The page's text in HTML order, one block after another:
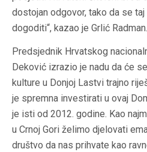
dostojan odgovor, tako da se
dogoditi“, kazao je Grlić Radman.
Predsjednik Hrvatskog
Deković izrazio je nadu da će
kulture u Donjoj Lastvi trajno
je spremna investirati u ovaj
je isti od 2012. godine. Kao
u Crnoj Gori želimo djelovati
društvo da nas prihvate kao